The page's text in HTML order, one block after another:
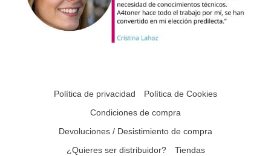
Política de privacidad
Política de Cookies
Condiciones de compra
Devoluciones / Desistimiento de compra
¿Quieres ser distribuidor?
Tiendas